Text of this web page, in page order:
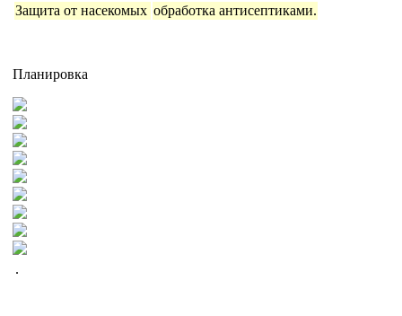
Защита от насекомых обработка антисептиками.
Планировка
.